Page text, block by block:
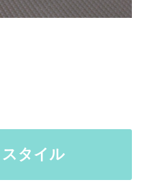
タイル